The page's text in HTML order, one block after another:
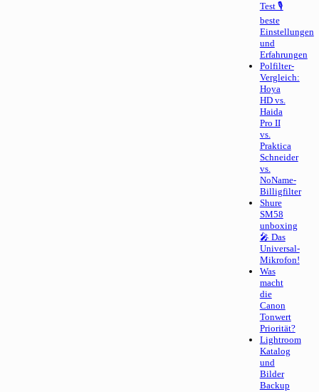
Test 🎙
beste
Einstellungen
und
Erfahrungen
Polfilter-
Vergleich:
Hoya
HD vs.
Haida
Pro II
vs.
Praktica
Schneider
vs.
NoName-
Billigfilter
Shure
SM58
unboxing
🎤 Das
Universal-
Mikrofon!
Was
macht
die
Canon
Tonwert
Priorität?
Lightroom
Katalog
und
Bilder
Backup